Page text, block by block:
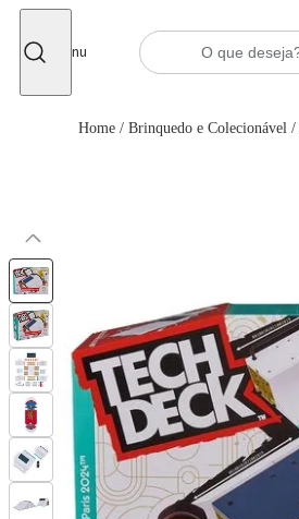
Menu
Home / Brinquedo e Colecionável /